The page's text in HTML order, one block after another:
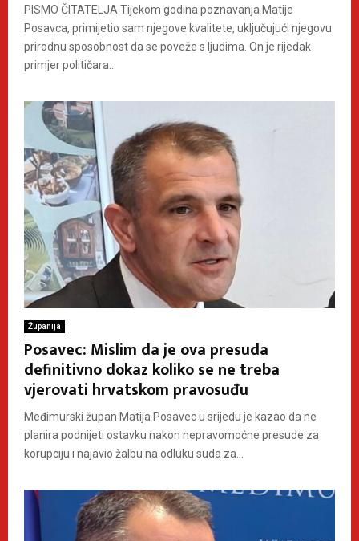
PISMO ČITATELJA Tijekom godina poznavanja Matije
Posavca, primijetio sam njegove kvalitete, uključujući njegovu
prirodnu sposobnost da se poveže s ljudima. On je rijedak
primjer političara...
Županija
Posavec: Mislim da je ova presuda
definitivno dokaz koliko se ne treba
vjerovati hrvatskom pravosuđu
Međimurski župan Matija Posavec u srijedu je kazao da ne
planira podnijeti ostavku nakon nepravomoćne presude za
korupciju i najavio žalbu na odluku suda za...